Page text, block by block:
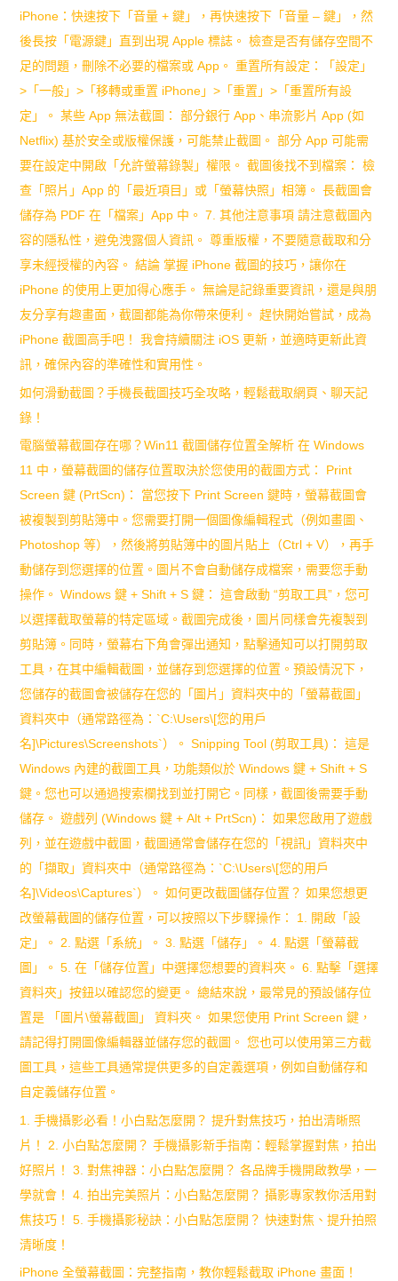
iPhone：快速按下「音量 + 鍵」，再快速按下「音量 – 鍵」，然
後長按「電源鍵」直到出現 Apple 標誌。 檢查是否有儲存空間不
足的問題，刪除不必要的檔案或 App。 重置所有設定：「設定」
>「一般」>「移轉或重置 iPhone」>「重置」>「重置所有設
定」。 某些 App 無法截圖： 部分銀行 App、串流影片 App (如
Netflix) 基於安全或版權保護，可能禁止截圖。 部分 App 可能需
要在設定中開啟「允許螢幕錄製」權限。 截圖後找不到檔案： 檢
查「照片」App 的「最近項目」或「螢幕快照」相簿。 長截圖會
儲存為 PDF 在「檔案」App 中。 7. 其他注意事項 請注意截圖內
容的隱私性，避免洩露個人資訊。 尊重版權，不要隨意截取和分
享未經授權的內容。 結論 掌握 iPhone 截圖的技巧，讓你在
iPhone 的使用上更加得心應手。 無論是記錄重要資訊，還是與朋
友分享有趣畫面，截圖都能為你帶來便利。 趕快開始嘗試，成為
iPhone 截圖高手吧！ 我會持續關注 iOS 更新，並適時更新此資
訊，確保內容的準確性和實用性。
如何滑動截圖？手機長截圖技巧全攻略，輕鬆截取網頁、聊天記
錄！
電腦螢幕截圖存在哪？Win11 截圖儲存位置全解析 在 Windows
11 中，螢幕截圖的儲存位置取決於您使用的截圖方式： Print
Screen 鍵 (PrtScn)： 當您按下 Print Screen 鍵時，螢幕截圖會
被複製到剪貼簿中。您需要打開一個圖像編輯程式（例如畫圖、
Photoshop 等），然後將剪貼簿中的圖片貼上（Ctrl + V），再手
動儲存到您選擇的位置。圖片不會自動儲存成檔案，需要您手動
操作。 Windows 鍵 + Shift + S 鍵： 這會啟動 “剪取工具”，您可
以選擇截取螢幕的特定區域。截圖完成後，圖片同樣會先複製到
剪貼簿。同時，螢幕右下角會彈出通知，點擊通知可以打開剪取
工具，在其中編輯截圖，並儲存到您選擇的位置。預設情況下，
您儲存的截圖會被儲存在您的「圖片」資料夾中的「螢幕截圖」
資料夾中（通常路徑為：`C:\Users\[您的用戶
名]\Pictures\Screenshots`）。 Snipping Tool (剪取工具)： 這是
Windows 內建的截圖工具，功能類似於 Windows 鍵 + Shift + S
鍵。您也可以通過搜索欄找到並打開它。同樣，截圖後需要手動
儲存。 遊戲列 (Windows 鍵 + Alt + PrtScn)： 如果您啟用了遊戲
列，並在遊戲中截圖，截圖通常會儲存在您的「視訊」資料夾中
的「擷取」資料夾中（通常路徑為：`C:\Users\[您的用戶
名]\Videos\Captures`）。 如何更改截圖儲存位置？ 如果您想更
改螢幕截圖的儲存位置，可以按照以下步驟操作： 1. 開啟「設
定」。 2. 點選「系統」。 3. 點選「儲存」。 4. 點選「螢幕截
圖」。 5. 在「儲存位置」中選擇您想要的資料夾。 6. 點擊「選擇
資料夾」按鈕以確認您的變更。 總結來說，最常見的預設儲存位
置是 「圖片\螢幕截圖」 資料夾。 如果您使用 Print Screen 鍵，
請記得打開圖像編輯器並儲存您的截圖。 您也可以使用第三方截
圖工具，這些工具通常提供更多的自定義選項，例如自動儲存和
自定義儲存位置。
1. 手機攝影必看！小白點怎麼開？ 提升對焦技巧，拍出清晰照
片！ 2. 小白點怎麼開？ 手機攝影新手指南：輕鬆掌握對焦，拍出
好照片！ 3. 對焦神器：小白點怎麼開？ 各品牌手機開啟教學，一
學就會！ 4. 拍出完美照片：小白點怎麼開？ 攝影專家教你活用對
焦技巧！ 5. 手機攝影秘訣：小白點怎麼開？ 快速對焦、提升拍照
清晰度！
iPhone 全螢幕截圖：完整指南，教你輕鬆截取 iPhone 畫面！